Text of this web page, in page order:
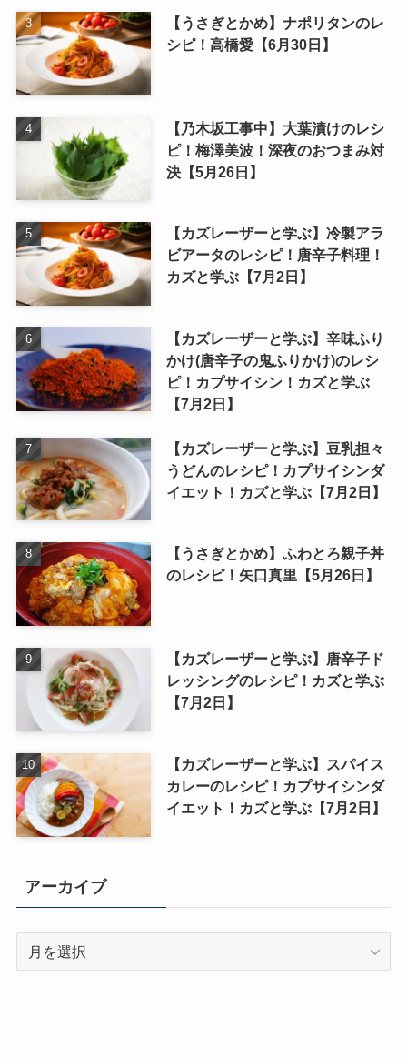
【うさぎとかめ】ナポリタンのレ
シピ！高橋愛【6月30日】
【乃木坂工事中】大葉漬けのレシ
ピ！梅澤美波！深夜のおつまみ対
決【5月26日】
【カズレーザーと学ぶ】冷製アラ
ビアータのレシピ！唐辛子料理！
カズと学ぶ【7月2日】
【カズレーザーと学ぶ】辛味ふり
かけ(唐辛子の鬼ふりかけ)のレシ
ピ！カプサイシン！カズと学ぶ
【7月2日】
【カズレーザーと学ぶ】豆乳担々
うどんのレシピ！カプサイシンダ
イエット！カズと学ぶ【7月2日】
【うさぎとかめ】ふわとろ親子丼
のレシピ！矢口真里【5月26日】
【カズレーザーと学ぶ】唐辛子ド
レッシングのレシピ！カズと学ぶ
【7月2日】
【カズレーザーと学ぶ】スパイス
カレーのレシピ！カプサイシンダ
イエット！カズと学ぶ【7月2日】
アーカイブ